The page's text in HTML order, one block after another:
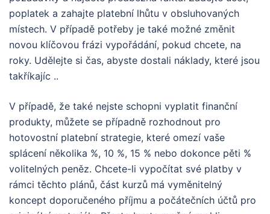
poplatek a zahajte platební lhůtu v obsluhovaných
místech. V případě potřeby je také možné změnit
novou klíčovou frázi vypořádání, pokud chcete, na
roky. Udělejte si čas, abyste dostali náklady, které jsou
takříkajíc ..
V případě, že také nejste schopni vyplatit finanční
produkty, můžete se případně rozhodnout pro
hotovostní platební strategie, které omezí vaše
splácení několika %, 10 %, 15 % nebo dokonce pěti %
volitelných peněz. Chcete-li vypočítat své platby v
rámci těchto plánů, část kurzů má vyměnitelný
koncept doporučeného příjmu a počátečních účtů pro